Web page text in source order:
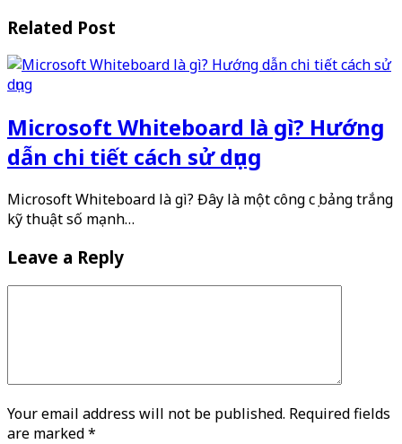
Related Post
Microsoft Whiteboard là gì? Hướng
dẫn chi tiết cách sử dụng
Microsoft Whiteboard là gì? Đây là một công cụ bảng trắng
kỹ thuật số mạnh…
Leave a Reply
Your email address will not be published. Required fields
are marked*